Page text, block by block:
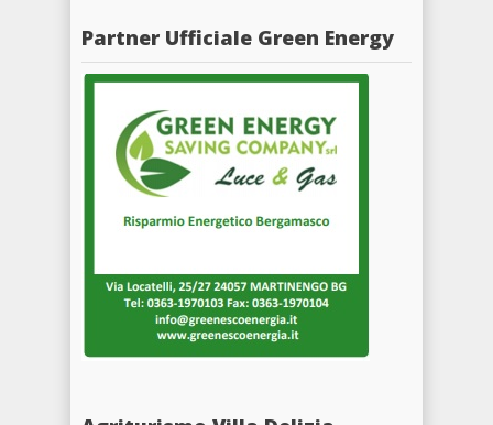
Partner Ufficiale Green Energy